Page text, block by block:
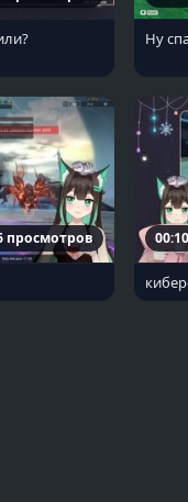
Ну
просмотров 00:10